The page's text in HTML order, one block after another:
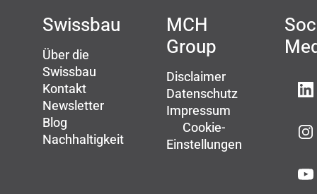
Swissbau
Über die
Swissbau
Kontakt
Newsletter
Blog
Nachhaltigkeit
MCH
Group
Disclaimer
Datenschutz
Impressum
Cookie-
Einstellungen